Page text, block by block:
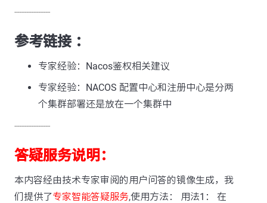
---------------
参考链接 ：
专家经验：Nacos鉴权相关建议
专家经验：NACOS 配置中心和注册中心是分两
个集群部署还是放在一个集群中
---------------
答疑服务说明：
本内容经由技术专家审阅的用户问答的镜像生成，我
们提供了专家智能答疑服务,使用方法： 用法1： 在